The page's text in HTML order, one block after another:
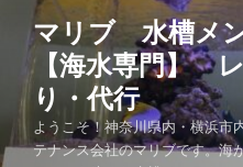
マリブ 水槽メ
【海水専門】
り・代行
ようこそ！神奈川県内・横浜市
テナンス会社のマリブです。海